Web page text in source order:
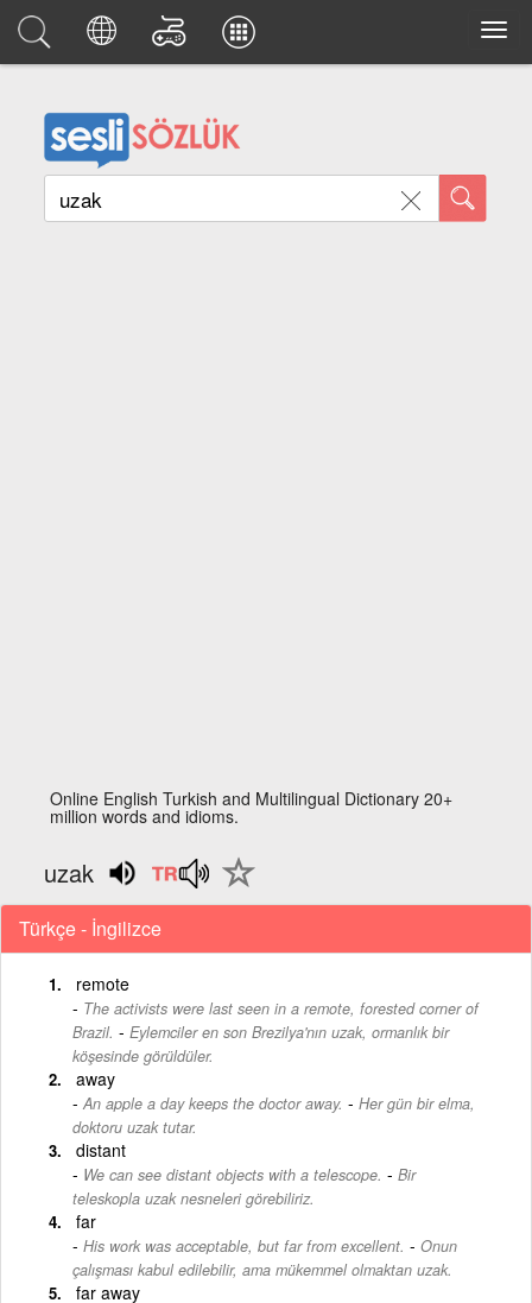
Online English Turkish and Multilingual Dictionary 20+
million words and idioms.
uzak
Türkçe - İngilizce
remote
The activists were last seen in a remote, forested corner of
Brazil. - Eylemciler en son Brezilya'nın uzak, ormanlık bir
köşesinde görüldüler.
away
An apple a day keeps the doctor away. - Her gün bir elma,
doktoru uzak tutar.
distant
We can see distant objects with a telescope. - Bir
teleskopla uzak nesneleri görebiliriz.
far
His work was acceptable, but far from excellent. - Onun
çalışması kabul edilebilir, ama mükemmel olmaktan uzak.
far away